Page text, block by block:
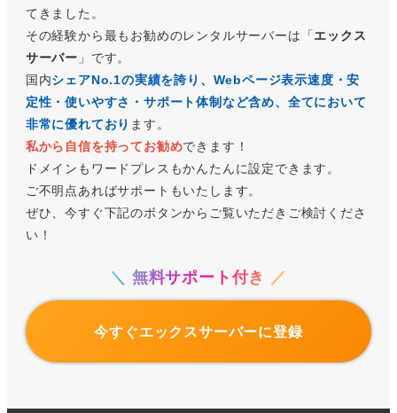
てきました。
その経験から最もお勧めのレンタルサーバーは「エックス
サーバー 」です。
国内シェアNo.1の実績を誇り、Webページ表示速度・安
定性・使いやすさ・サポート体制など含め、 全てにおいて
非常に優れており ます。
私から自信を持ってお勧めできます！
ドメインもワードプレスもかんたんに設定できます。
ご不明点あればサポートもいたします。
ぜひ、今すぐ下記のボタンからご覧いただきご検討くださ
い！
＼ 無料サポート付き ／
今すぐエックスサーバーに登録